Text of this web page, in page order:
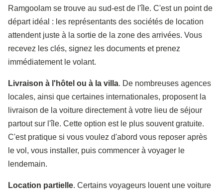
Ramgoolam se trouve au sud-est de l'île. C'est un point de
départ idéal : les représentants des sociétés de location
attendent juste à la sortie de la zone des arrivées. Vous
recevez les clés, signez les documents et prenez
immédiatement le volant.
Livraison à l'hôtel ou à la villa. De nombreuses agences
locales, ainsi que certaines internationales, proposent la
livraison de la voiture directement à votre lieu de séjour
partout sur l'île. Cette option est le plus souvent gratuite.
C'est pratique si vous voulez d'abord vous reposer après
le vol, vous installer, puis commencer à voyager le
lendemain.
Location partielle. Certains voyageurs louent une voiture